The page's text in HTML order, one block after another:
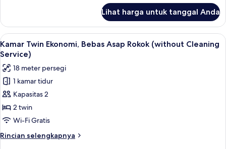
No
Cleaning
Service)
Kamar
Twin,
Bebas
Asap
(Hollywood
Twin,
No
Cleaning
Service)
Lihat harga untuk tanggal Anda
Lihat
semua
foto
untuk
Kamar
Twin
Ekonomi,
Bebas
Asap
Rokok
Brankas, meja kerja, kedap suara,
6
Kamar Twin Ekonomi, Bebas Asap Rokok (without Cleaning
Service)
18 meter persegi
1 kamar tidur
Kapasitas 2
2 twin
Wi-Fi Gratis
Rincian selengkapnya
Rincian